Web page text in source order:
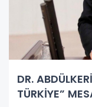
DR.
TÜRKİYE”